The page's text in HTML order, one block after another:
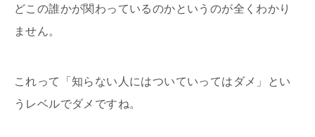
どこの誰かが関わっているのかというのが全くわかり
ません。
これって「知らない人にはついていってはダメ」とい
うレベルでダメですね。